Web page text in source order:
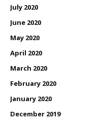
July 2020
June 2020
May 2020
April 2020
March 2020
February 2020
January 2020
December 2019